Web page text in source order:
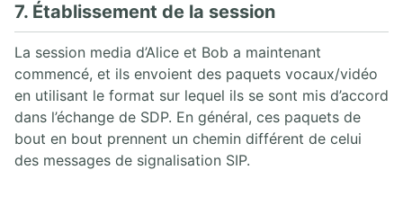
7. Établissement de la session
La session media d’Alice et Bob a maintenant
commencé, et ils envoient des paquets vocaux/vidéo
en utilisant le format sur lequel ils se sont mis d’accord
dans l’échange de SDP. En général, ces paquets de
bout en bout prennent un chemin différent de celui
des messages de signalisation SIP.